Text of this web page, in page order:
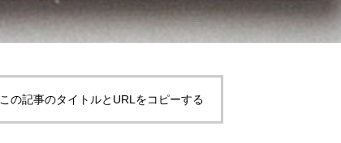
この記事のタイトルとURLをコピーする